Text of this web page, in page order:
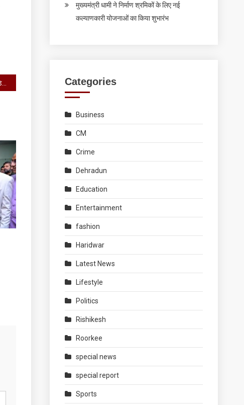
मुख्यमंत्री धामी ने निर्माण श्रमिकों के लिए नई
कल्याणकारी योजनाओं का किया शुभारंभ
Categories
Business
CM
Crime
Dehradun
Education
Entertainment
fashion
Haridwar
Latest News
Lifestyle
Politics
Rishikesh
Roorkee
special news
special report
Sports